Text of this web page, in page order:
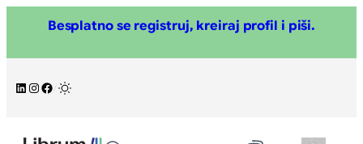
sadržaj
Besplatno se registruj, kreiraj profil i piši.
LinkedIn
Instagram
Facebook